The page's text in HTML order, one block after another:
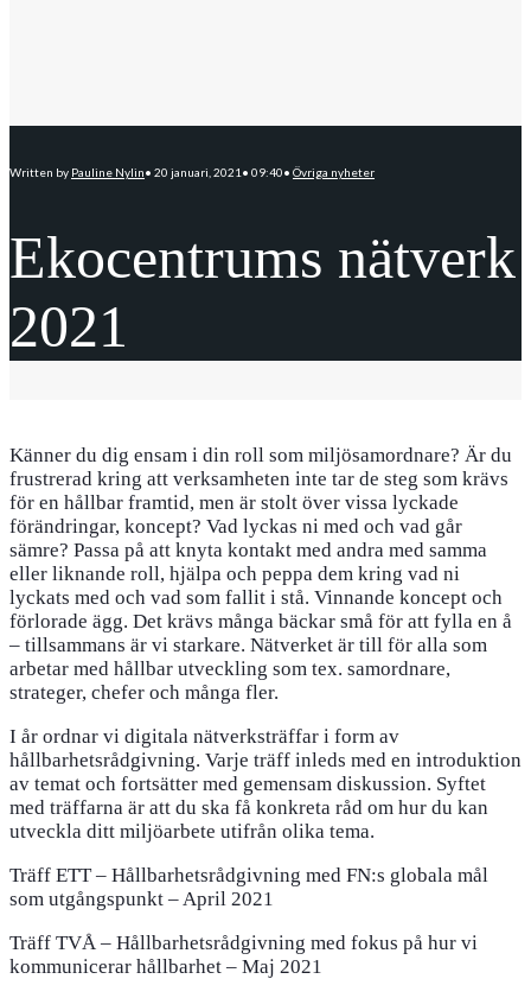
Written by Pauline Nylin• 20 januari, 2021 • 09:40• Övriga nyheter
Ekocentrums nätverk
2021
Känner du dig ensam i din roll som miljösamordnare? Är du
frustrerad kring att verksamheten inte tar de steg som krävs
för en hållbar framtid, men är stolt över vissa lyckade
förändringar, koncept? Vad lyckas ni med och vad går
sämre? Passa på att knyta kontakt med andra med samma
eller liknande roll, hjälpa och peppa dem kring vad ni
lyckats med och vad som fallit i stå. Vinnande koncept och
förlorade ägg. Det krävs många bäckar små för att fylla en å
– tillsammans är vi starkare. Nätverket är till för alla som
arbetar med hållbar utveckling som tex. samordnare,
strateger, chefer och många fler.
I år ordnar vi digitala nätverksträffar i form av
hållbarhetsrådgivning. Varje träff inleds med en introduktion
av temat och fortsätter med gemensam diskussion. Syftet
med träffarna är att du ska få konkreta råd om hur du kan
utveckla ditt miljöarbete utifrån olika tema.
Träff ETT – Hållbarhetsrådgivning med FN:s globala mål
som utgångspunkt – April 2021
Träff TVÅ – Hållbarhetsrådgivning med fokus på hur vi
kommunicerar hållbarhet – Maj 2021